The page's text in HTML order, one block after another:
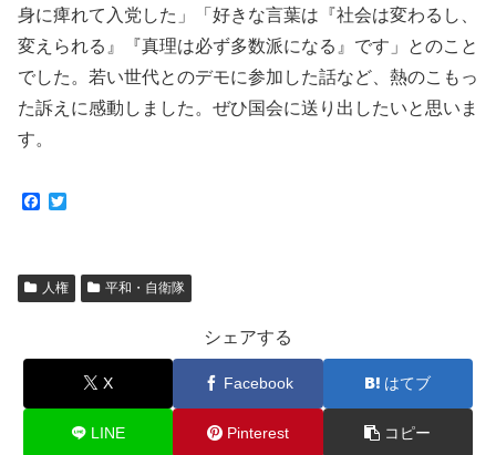
身に痺れて入党した」「好きな言葉は『社会は変わるし、
変えられる』『真理は必ず多数派になる』です」とのこと
でした。若い世代とのデモに参加した話など、熱のこもっ
た訴えに感動しました。ぜひ国会に送り出したいと思いま
す。
F
b
o
o
t
e
r
人権 平和・自衛隊
シェアする
X Facebook はてブ
LINE Pinterest コピー